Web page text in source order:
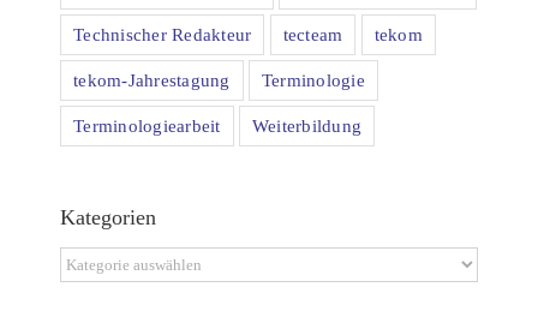
Technischer Redakteur tecteam tekom
tekom-Jahrestagung Terminologie
Terminologiearbeit Weiterbildung
Kategorien
Kategorien